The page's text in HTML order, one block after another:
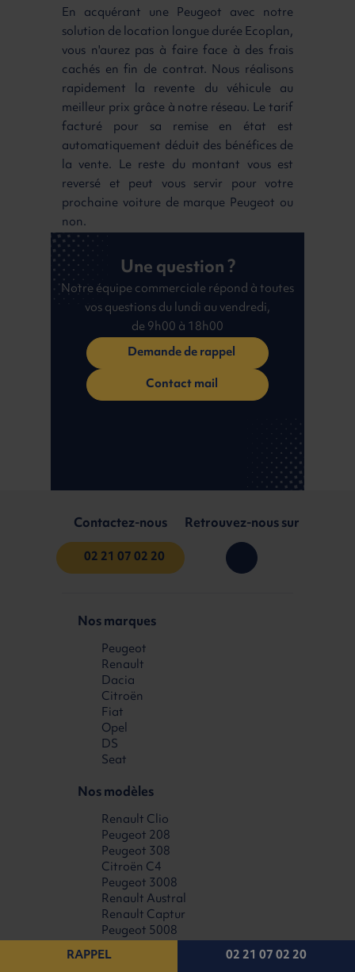
02 21 07 02 20
RAPPEL
En acquérant une Peugeot avec notre
solution de location longue durée Ecoplan,
vous n'aurez pas à faire face à des frais
cachés en fin de contrat. Nous réalisons
rapidement la revente du véhicule au
meilleur prix grâce à notre réseau. Le tarif
facturé pour sa remise en état est
automatiquement déduit des bénéfices de
la vente. Le reste du montant vous est
reversé et peut vous servir pour votre
prochaine voiture de marque Peugeot ou
non.
Une question ?
Notre équipe commerciale répond à toutes
vos questions du lundi au vendredi,
de 9h00 à 18h00
Demande de rappel
Contact mail
Contactez-nous
02 21 07 02 20
Retrouvez-nous sur
Nos marques
Peugeot
Renault
Dacia
Citroën
Fiat
Opel
DS
Seat
Nos modèles
Renault Clio
Peugeot 208
Peugeot 308
Citroën C4
Peugeot 3008
Renault Austral
Renault Captur
Peugeot 5008
Citroën C5 Aircross